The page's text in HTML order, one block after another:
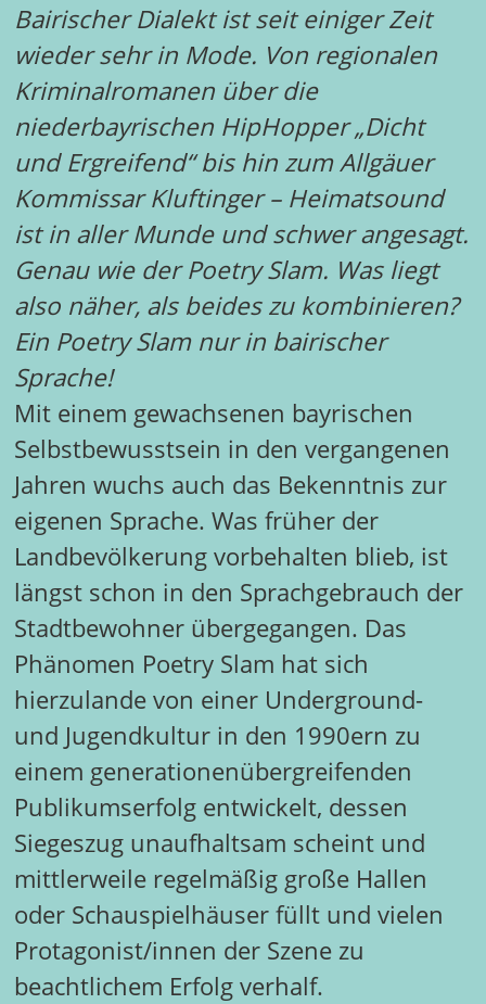
Bairischer Dialekt ist seit einiger Zeit
wieder sehr in Mode. Von regionalen
Kriminalromanen über die
niederbayrischen HipHopper „Dicht
und Ergreifend“ bis hin zum Allgäuer
Kommissar Kluftinger – Heimatsound
ist in aller Munde und schwer angesagt.
Genau wie der Poetry Slam. Was liegt
also näher, als beides zu kombinieren?
Ein Poetry Slam nur in bairischer
Sprache!
Mit einem gewachsenen bayrischen
Selbstbewusstsein in den vergangenen
Jahren wuchs auch das Bekenntnis zur
eigenen Sprache. Was früher der
Landbevölkerung vorbehalten blieb, ist
längst schon in den Sprachgebrauch der
Stadtbewohner übergegangen. Das
Phänomen Poetry Slam hat sich
hierzulande von einer Underground-
und Jugendkultur in den 1990ern zu
einem generationenübergreifenden
Publikumserfolg entwickelt, dessen
Siegeszug unaufhaltsam scheint und
mittlerweile regelmäßig große Hallen
oder Schauspielhäuser füllt und vielen
Protagonist/innen der Szene zu
beachtlichem Erfolg verhalf.